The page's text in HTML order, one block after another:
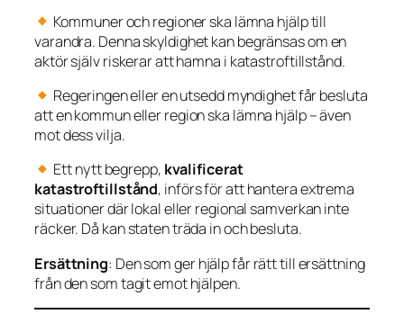
Kommuner och regioner ska lämna hjälp till
varandra. Denna skyldighet kan begränsas om en
aktör själv riskerar att hamna i katastroftillstånd.
Regeringen eller en utsedd myndighet får besluta
att en kommun eller region ska lämna hjälp – även
mot dess vilja.
Ett nytt begrepp, kvalificerat
katastroftillstånd, införs för att hantera extrema
situationer där lokal eller regional samverkan inte
räcker. Då kan staten träda in och besluta.
Ersättning: Den som ger hjälp får rätt till ersättning
från den som tagit emot hjälpen.